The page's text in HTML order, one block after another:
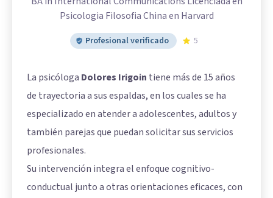
Psicologia Filosofia China en Harvard
Profesional verificado 5
La psicóloga Dolores Irigoin tiene más de 15 años
de trayectoria a sus espaldas, en los cuales se ha
especializado en atender a adolescentes, adultos y
también parejas que puedan solicitar sus servicios
profesionales.
Su intervención integra el enfoque cognitivo-
conductual junto a otras orientaciones eficaces, con